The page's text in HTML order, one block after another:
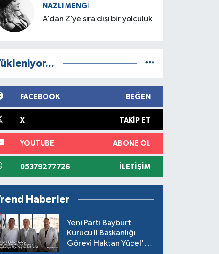
NAZLI MENGI
A’dan Z’ye sıra dışı bir yolculuk
FACEBOOK BEĞEN
X TAKIP ET
YOUTUBE ABONE OL
05379277726 İLETIŞIM
Haberler
Yeni Parti Bayburt
Kurucu İl Başkanlığı
Görevi Haktan Yücel'e